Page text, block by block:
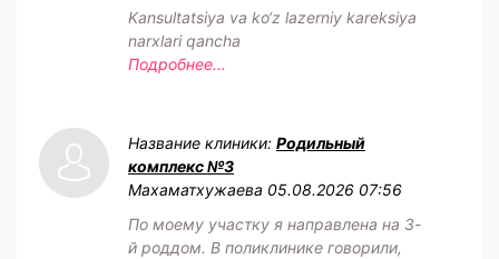
Kansultatsiya va ko‘z lazerniy kareksiya
narxlari qancha
Подробнее...
Название клиники: Родильный
комплекс №3
Махаматхужаева 05.08.2026 07:56
По моему участку я направлена на 3-
й роддом. В поликлинике говорили,